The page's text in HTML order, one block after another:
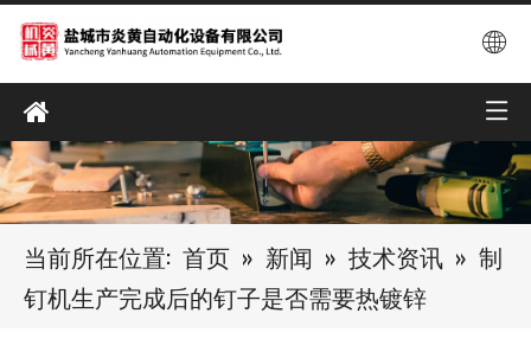
当前所在位置: 首页 » 新闻 » 技术资讯 » 制
钉机生产完成后的钉子是否需要热镀锌